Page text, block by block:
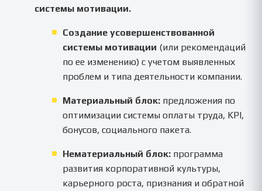
системы мотивации.
Создание усовершенствованной
системы мотивации (или рекомендаций
по ее изменению) с учетом выявленных
проблем и типа деятельности компании.
Материальный блок: предложения по
оптимизации системы оплаты труда, KPI,
бонусов, социального пакета.
Нематериальный блок: программа
развития корпоративной культуры,
карьерного роста, признания и обратной